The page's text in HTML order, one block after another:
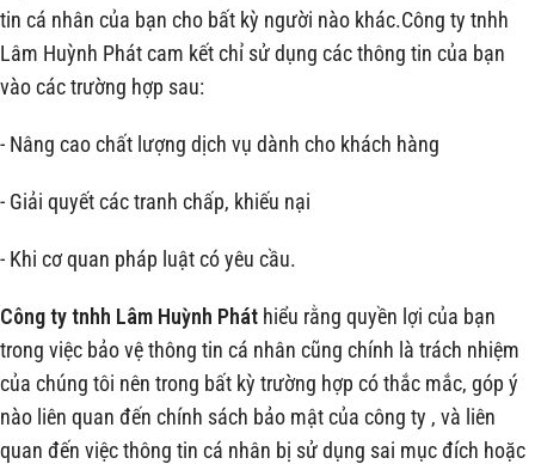
tin cá nhân của bạn cho bất kỳ người nào khác.Công ty tnhh
Lâm Huỳnh Phát cam kết chỉ sử dụng các thông tin của bạn
vào các trường hợp sau:
- Nâng cao chất lượng dịch vụ dành cho khách hàng
- Giải quyết các tranh chấp, khiếu nại
- Khi cơ quan pháp luật có yêu cầu.
Công ty tnhh Lâm Huỳnh Phát hiểu rằng quyền lợi của bạn
trong việc bảo vệ thông tin cá nhân cũng chính là trách nhiệm
của chúng tôi nên trong bất kỳ trường hợp có thắc mắc, góp ý
nào liên quan đến chính sách bảo mật của công ty , và liên
quan đến việc thông tin cá nhân bị sử dụng sai mục đích hoặc